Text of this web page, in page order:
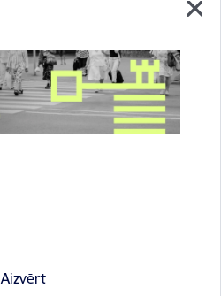
Aizvērt
Rīgas domes 2016.
noteikumos Nr. 198 "Par